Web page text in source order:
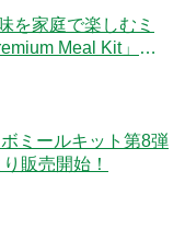
を家庭で楽しむミ
Meal Kit」シ
ミールキット第8弾
販売開始！